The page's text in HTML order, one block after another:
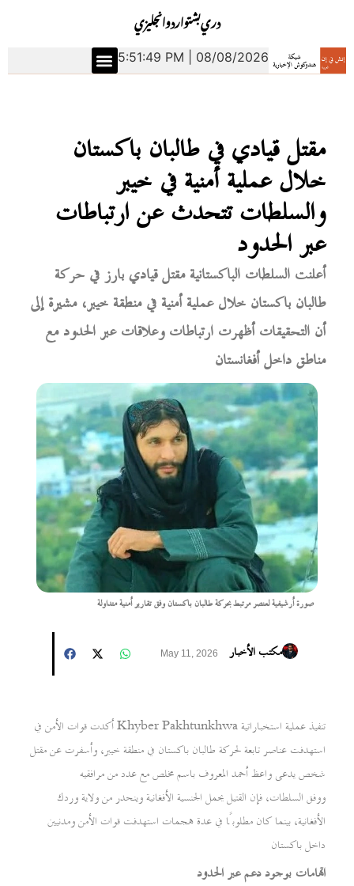
انجليزياردوبشتودري
5:51:50 PM | 08/08/2026
مقتل قيادي في طالبان باكستان
خلال عملية أمنية في خيبر
والسلطات تتحدث عن ارتباطات
عبر الحدود
أعلنت السلطات الباكستانية مقتل قيادي بارز في حركة
طالبان باكستان خلال عملية أمنية في منطقة خيبر، مشيرة إلى
أن التحقيقات أظهرت ارتباطات وعلاقات عبر الحدود مع
مناطق داخل أفغانستان
صورة أرشيفية لعنصر مرتبط بحركة طالبان باكستان وفق تقارير أمنية متداولة
مكتب الأخبار May 11, 2026
أكدت قوات الأمن في Khyber Pakhtunkhwa تنفيذ عملية استخباراتية
استهدفت عناصر تابعة لحركة طالبان باكستان في منطقة خيبر، وأسفرت عن مقتل
شخص يدعى واعظ أحمد المعروف باسم مخلص مع عدد من مرافقيه
ووفق السلطات، فإن القتيل يحمل الجنسية الأفغانية وينحدر من ولاية وردك
الأفغانية، بينما كان مطلوبًا في عدة هجمات استهدفت قوات الأمن ومدنيين
داخل باكستان
اتهامات بوجود دعم عبر الحدود